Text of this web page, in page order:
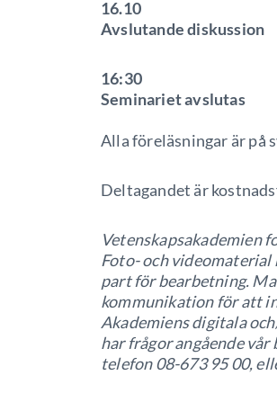
16.10
Avslutande diskussion
16:30
Seminariet avslutas
Alla föreläsningar är på
Deltagandet är
Vetenskapsakademien
Foto- och
part för bearbetning.
kommunikation för att
Akademiens digitala
har frågor angående
telefon 08-673 95 00,